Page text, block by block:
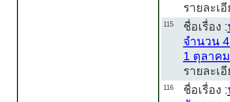
รายละเ
115 ชื่อเรื่อง :
จำนวน
1 ตุลาค
รายละเ
116 ชื่อเรื่อง :